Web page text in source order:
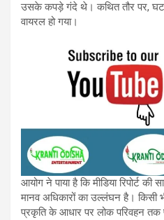
उसके कपड़े गंदे थे। कथित तौर पर,
वायरल हो गया।
आयोग ने पाया है कि मीडिया रिपोर्ट
मानव अधिकारों का उल्लंघन है। किसी
प्रकृति के आधार पर लोक परिवहन तक